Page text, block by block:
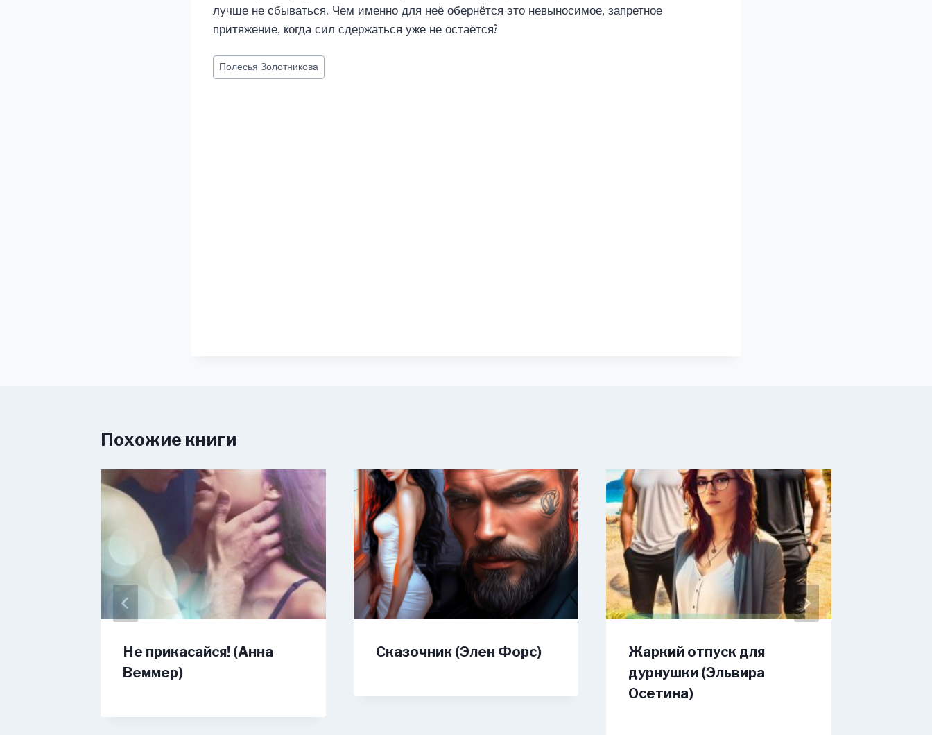
лучше не сбываться. Чем именно для неё обернётся это невыносимое, запретное
притяжение, когда сил сдержаться уже не остаётся?
Метки
записи:
Полесья Золотникова
Похожие книги
Не прикасайся! (Анна
Веммер)
Сказочник (Элен Форс)
Жаркий отпуск для
дурнушки (Эльвира
Осетина)